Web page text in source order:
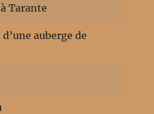
Tarante
auberge de